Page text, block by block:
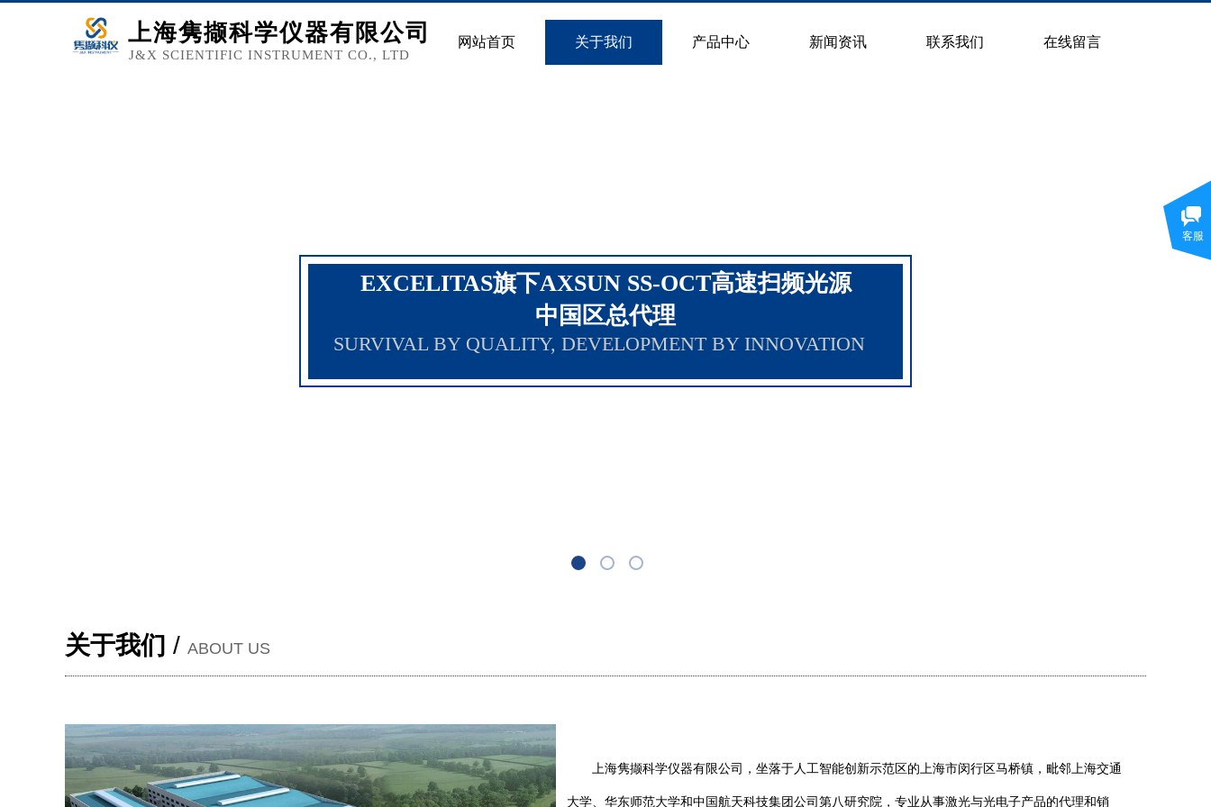
上海隽撷科学仪器有限公司 网站首页 关于我们 产品中心 新闻资讯 联系我们 在线留言
J&X SCIENTIFIC INSTRUMENT CO., LTD
EXCELITAS旗下AXSUN SS-OCT高速扫频光源
中国区总代理
SURVIVAL BY QUALITY, DEVELOPMENT BY INNOVATION
关于我们 / ABOUT US
上海隽撷科学仪器有限公司，坐落于人工智能创新示范区的上海市闵行区马桥镇，毗邻上海交通
大学、华东师范大学和中国航天科技集团公司第八研究院，专业从事激光与光电子产品的代理和销
客服